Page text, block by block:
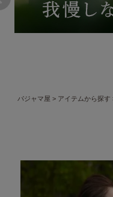
パジャマ屋 アイテムから探す